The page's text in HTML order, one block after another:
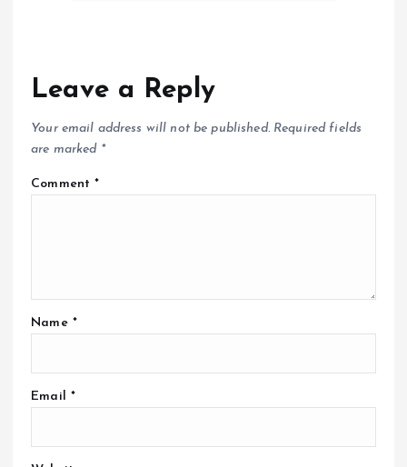
Leave a Reply
Your email address will not be published. Required fields
are marked *
Comment*
Name *
Email *